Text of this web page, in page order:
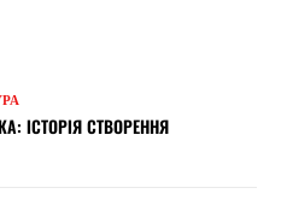
ІСТОРІЯ СТВОРЕННЯ